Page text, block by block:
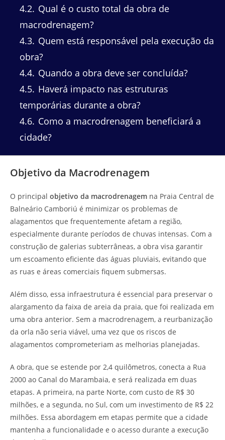
4.2 Qual é o custo total da obra de
macrodrenagem?
4.3 Quem está responsável pela execução da
obra?
4.4 Quando a obra deve ser concluída?
4.5 Haverá impacto nas estruturas
temporárias durante a obra?
4.6 Como a macrodrenagem beneficiará a
cidade?
Objetivo da Macrodrenagem
O principal objetivo da macrodrenagem na Praia Central de
Balneário Camboriú é minimizar os problemas de
alagamentos que frequentemente afetam a região,
especialmente durante períodos de chuvas intensas. Com a
construção de galerias subterrâneas, a obra visa garantir
um escoamento eficiente das águas pluviais, evitando que
as ruas e áreas comerciais fiquem submersas.
Além disso, essa infraestrutura é essencial para preservar o
alargamento da faixa de areia da praia, que foi realizada em
uma obra anterior. Sem a macrodrenagem, a reurbanização
da orla não seria viável, uma vez que os riscos de
alagamentos comprometeriam as melhorias planejadas.
A obra, que se estende por 2,4 quilômetros, conecta a Rua
2000 ao Canal do Marambaia, e será realizada em duas
etapas. A primeira, na parte Norte, com custo de R$ 30
milhões, e a segunda, no Sul, com um investimento de R$ 22
milhões. Essa abordagem em etapas permite que a cidade
mantenha a funcionalidade e o acesso durante a execução